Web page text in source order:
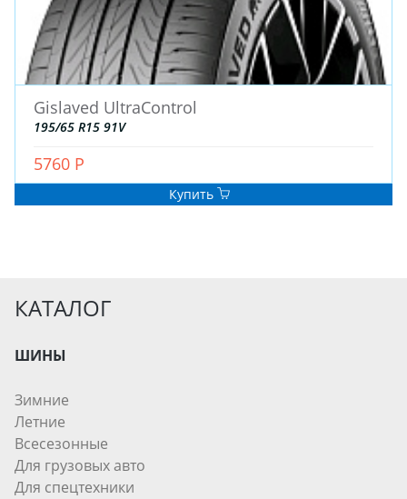
Gislaved UltraControl
195/65 R15 91V
5760 Р
Купить
КАТАЛОГ
ШИНЫ
Зимние
Летние
Всесезонные
Для грузовых авто
Для спецтехники